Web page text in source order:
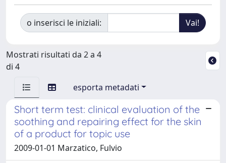
o inserisci le iniziali:
Mostrati risultati da 2 a 4
di 4
esporta metadati
Short term test: clinical evaluation of the
soothing and repairing effect for the skin
of a product for topic use
2009-01-01 Marzatico, Fulvio